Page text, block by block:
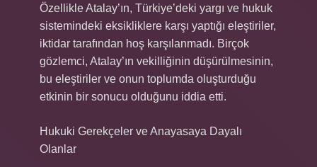
Özellikle Atalay’ın, Türkiye’deki yargı ve hukuk
sistemindeki eksikliklere karşı yaptığı eleştiriler,
iktidar tarafından hoş karşılanmadı. Birçok
gözlemci, Atalay’ın vekilliğinin düşürülmesinin,
bu eleştiriler ve onun toplumda oluşturduğu
etkinin bir sonucu olduğunu iddia etti.
Hukuki Gerekçeler ve Anayasaya Dayalı
Olanlar